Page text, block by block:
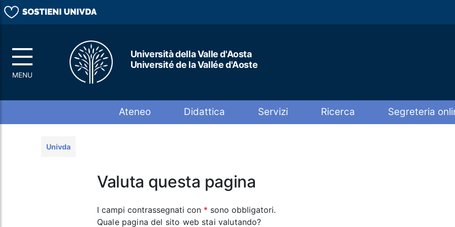
Università della Valle d'Aosta
Université de la Vallée d'Aoste
Ateneo Didattica Servizi Ricerca Segreteria
Univda
Valuta questa pagina
I campi contrassegnati con * sono obbligatori.
Quale pagina del sito web stai valutando?